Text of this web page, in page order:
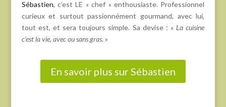
Sébastien, c’est LE « chef » enthousiaste. Professionnel
curieux et surtout passionnément gourmand, avec lui,
tout est, et sera toujours simple. Sa devise : « La cuisine
c’est la vie, avec ou sans gras. »
En savoir plus sur Sébastien